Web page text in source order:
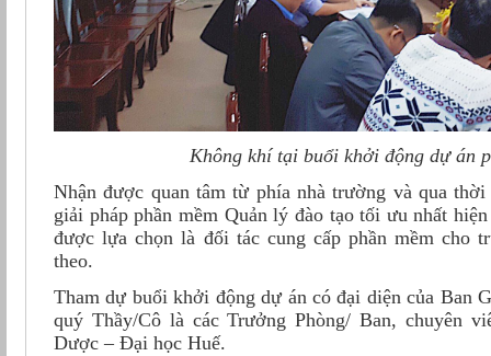
Không khí tại buổi khởi động dự án
Nhận được quan tâm từ phía nhà trường và qua
giải pháp phần mềm Quản lý đào tạo tối ưu nhất
được lựa chọn là đối tác cung cấp phần mềm cho
theo.
Tham dự buổi khởi động dự án có đại diện của Ban
quý Thầy/Cô là các Trưởng Phòng/ Ban, chuyên
Dược – Đại học Huế.